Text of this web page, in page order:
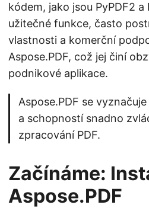
kódem, jako jsou PyPDF2
užitečné funkce, často
vlastnosti a komerční
Aspose.PDF, což jej činí
podnikové aplikace.
Aspose.PDF se
a schopností snadno
zpracování PDF.
Začínáme:
Aspose.PDF